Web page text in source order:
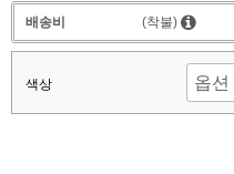
배송비 (착불)
색상